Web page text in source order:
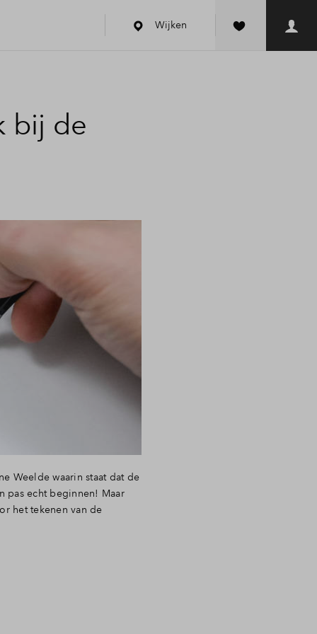
Wijken
bij de
Weelde waarin staat dat de
pas echt beginnen! Maar
het tekenen van de